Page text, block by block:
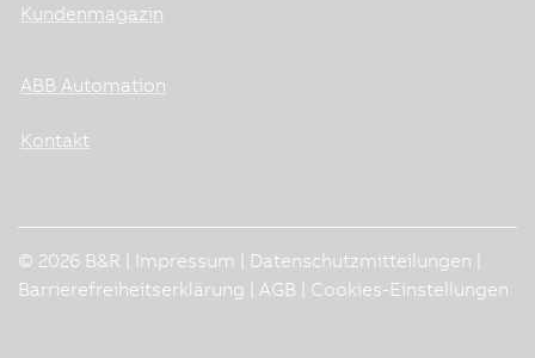
Kundenmagazin
ABB Automation
Kontakt
© 2026 B&R | Impressum Datenschutzmitteilungen
Barrierefreiheitserklärung
AGB Cookies-Einstellungen